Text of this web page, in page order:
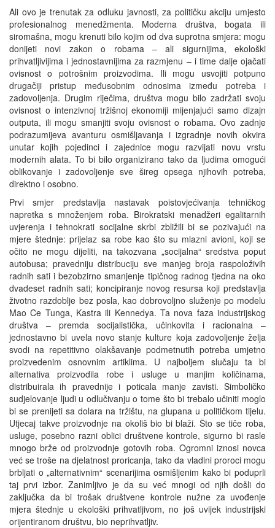
Ali ovo je trenutak za odluku javnosti, za političku akciju umjesto
profesionalnog menedžmenta. Moderna društva, bogata ili
siromašna, mogu krenuti bilo kojim od dva suprotna smjera: mogu
donijeti novi zakon o robama – ali sigurnijima, ekološki
prihvatljivijima i jednostavnijima za razmjenu – i time dalje ojačati
ovisnost o potrošnim proizvodima. Ili mogu usvojiti potpuno
drugačiji pristup međusobnim odnosima između potreba i
zadovoljenja. Drugim riječima, društva mogu bilo zadržati svoju
ovisnost o intenzivnoj tržišnoj ekonomiji mijenjajući samo dizajn
outputa, ili mogu smanjiti svoju ovisnost o robama. Ovo zadnje
podrazumijeva avanturu osmišljavanja i izgradnje novih okvira
unutar kojih pojedinci i zajednice mogu razvijati novu vrstu
modernih alata. To bi bilo organizirano tako da ljudima omogući
oblikovanje i zadovoljenje sve šireg opsega njihovih potreba,
direktno i osobno.
Prvi smjer predstavlja nastavak poistovjećivanja tehničkog
napretka s množenjem roba. Birokratski menadžeri egalitarnih
uvjerenja i tehnokrati socijalne skrbi zbližili bi se pozivajući na
mjere štednje: prijelaz sa robe kao što su mlazni avioni, koji se
očito ne mogu dijeliti, na takozvana „socijalna“ sredstva poput
autobusa; pravedniju distribuciju sve manjeg broja raspoloživih
radnih sati i bezobzirno smanjenje tipičnog radnog tjedna na oko
dvadeset radnih sati; koncipiranje novog resursa koji predstavlja
životno razdoblje bez posla, kao dobrovoljno služenje po modelu
Mao Ce Tunga, Kastra ili Kennedya. Ta nova faza industrijskog
društva – premda socijalistička, učinkovita i racionalna –
jednostavno bi uvela novo stanje kulture koja zadovoljenje želja
svodi na repetitivno olakšavanje podmetnutih potreba umjetno
proizvedenim osnovnim artiklima. U najboljem slučaju ta bi
alternativa proizvodila robe i usluge u manjim količinama,
distribuirala ih pravednije i poticala manje zavisti. Simboličko
sudjelovanje ljudi u odlučivanju o tome što bi trebalo učiniti moglo
bi se prenijeti sa dolara na tržištu, na glupana u političkom tijelu.
Utjecaj takve proizvodnje na okoliš bio bi blaži. Što se tiče roba,
usluge, posebno razni oblici društvene kontrole, sigurno bi rasle
mnogo brže od proizvodnje gotovih roba. Ogromni iznosi novca
već se troše na djelatnost proricanja, tako da vladini proroci mogu
brbljati o „alternativnim“ scenarijima osmišljenim kako bi poduprli
taj prvi izbor. Zanimljivo je da su već mnogi od njih došli do
zaključka da bi trošak društvene kontrole nužne za uvođenje
mjera štednje u ekološki prihvatljivom, no još uvijek industrijski
orijentiranom društvu, bio neprihvatljiv.